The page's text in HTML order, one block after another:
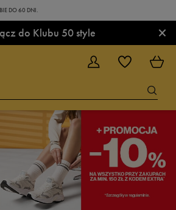
DO 60 DNI.
do Klubu 50 style ×